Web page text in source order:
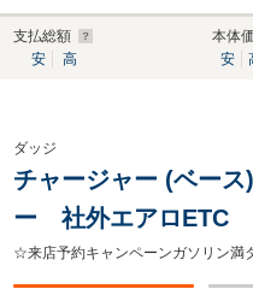
支払総額
安
高
本体
安
ダッジ
チャージャー (ベー
ー 社外エアロETC
アリング ナビ 電